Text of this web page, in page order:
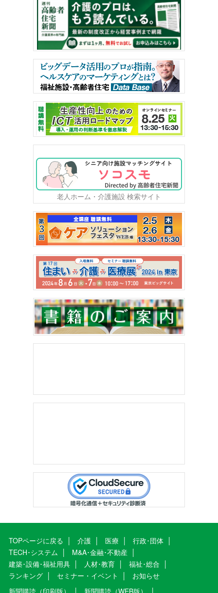
老人ホーム・介護施設 検索サイト
TOPページに戻る 介護 医療
行政･団体
TECH･システム
M&A･金融･不動産
建築･設備･福祉用具
人材･教育
福祉･総合
ランキング
セミナー・イベント
お知らせ
新聞購読（印刷版）
新聞購読（WEB版）